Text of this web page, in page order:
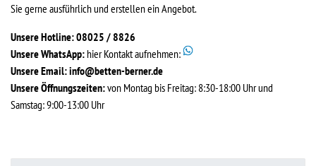
Sie gerne ausführlich und erstellen ein Angebot.
Unsere Hotline: 08025 / 8826
Unsere WhatsApp: hier Kontakt aufnehmen:
Unsere Email:info@betten-berner.de
Unsere Öffnungszeiten:von Montag bis Freitag: 8:30-18:00 Uhr und
Samstag: 9:00-13:00 Uhr